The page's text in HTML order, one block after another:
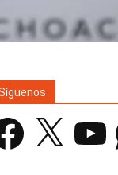
YouTube